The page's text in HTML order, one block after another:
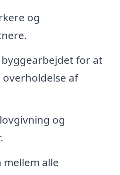
og
for at
af
og
alle